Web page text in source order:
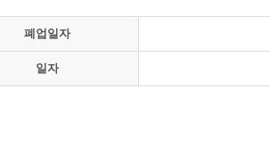
폐업일자
일자